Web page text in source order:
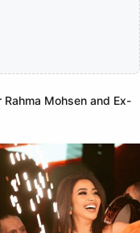
Mohsen and Ex-